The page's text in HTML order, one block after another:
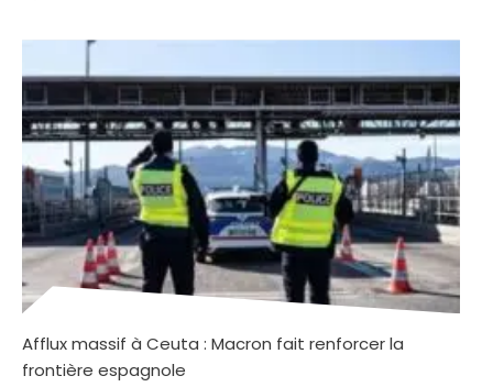
Afflux massif à Ceuta : Macron fait renforcer la
frontière espagnole